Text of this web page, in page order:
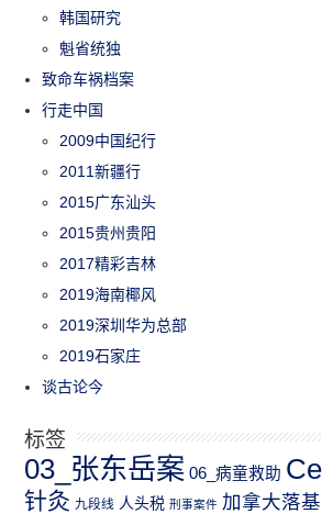
韩国研究
魁省统独
致命车祸档案
行走中国
2009中国纪行
2011新疆行
2015广东汕头
2015贵州贵阳
2017精彩吉林
2019海南椰风
2019深圳华为总部
2019石家庄
谈古论今
标签
03_张东岳案 06_病童救助
针灸 九段线 人头税 刑事案件 加拿大落